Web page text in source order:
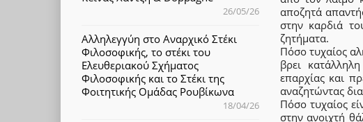
αποζητά
στην καρδιά
ζητήματα.
Πόσο τυχαίος
βρει
επαρχίας και
αναζητώντας
Πόσο τυχαίος
στην ανοιχτή
26/05/26
Αλληλεγγύη στο Αναρχικό Στέκι
Φιλοσοφικής, το στέκι του
Ελευθεριακού Σχήματος
Φιλοσοφικής και το Στέκι της
Φοιτητικής Ομάδας Ρουβίκωνα
18/04/26